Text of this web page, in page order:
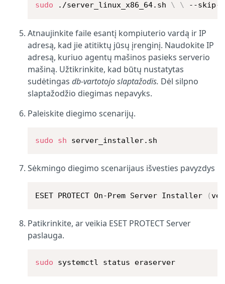
sudo ./server_linux_x86_64.sh \ \ --skip-
Atnaujinkite faile esantį kompiuterio vardą ir IP
adresą, kad jie atitiktų jūsų įrenginį. Naudokite IP
adresą, kuriuo agentų mašinos pasieks serverio
mašiną. Užtikrinkite, kad būtų nustatytas
sudėtingas db-vartotojo slaptažodis. Dėl silpno
slaptažodžio diegimas nepavyks.
Paleiskite diegimo scenarijų.
sudo sh server_installer.sh
Sėkmingo diegimo scenarijaus išvesties pavyzdys
ESET PROTECT On-Prem Server Installer (
Patikrinkite, ar veikia ESET PROTECT Server
paslauga.
sudo systemctl status eraserver